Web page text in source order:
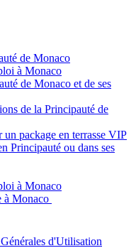
d'Utilisation